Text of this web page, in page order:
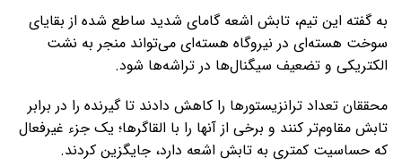
به گفته این تیم، تابش اشعه گامای شدید ساطع شده از بقایای
سوخت هسته‌ای در نیروگاه هسته‌ای می‌تواند منجر به نشت
الکتریکی و تضعیف سیگنال‌ها در تراشه‌ها شود.
محققان تعداد ترانزیستورها را کاهش دادند تا گیرنده را در برابر
تابش مقاوم‌تر کنند و برخی از آنها را با القاگرها؛ یک جزء غیرفعال
که حساسیت کمتری به تابش اشعه دارد، جایگزین کردند.